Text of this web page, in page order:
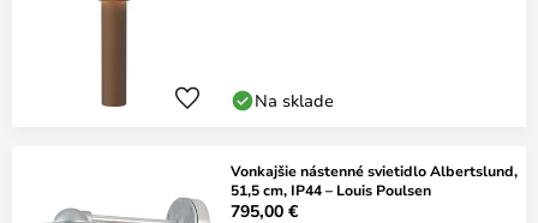
Na sklade
Vonkajšie nástenné svietidlo Albertslund,
51,5 cm, IP44 – Louis Poulsen
795,00 €